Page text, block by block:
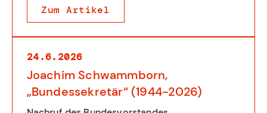
Zum Artikel
24.6.2026
Joachim Schwammborn,
„Bundessekretär“ (1944-2026)